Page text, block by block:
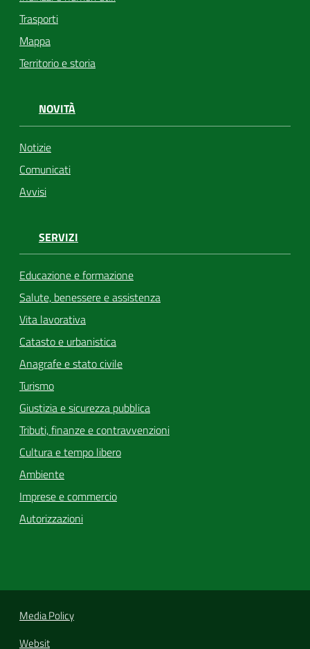
Trasporti
Mappa
Territorio e storia
NOVITÀ
Notizie
Comunicati
Avvisi
SERVIZI
Educazione e formazione
Salute, benessere e assistenza
Vita lavorativa
Catasto e urbanistica
Anagrafe e stato civile
Turismo
Giustizia e sicurezza pubblica
Tributi, finanze e contravvenzioni
Cultura e tempo libero
Ambiente
Imprese e commercio
Autorizzazioni
Media Policy
Websit